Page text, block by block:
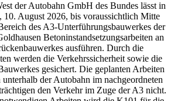
der Autobahn GmbH des Bundes lässt in
10. August 2026, bis voraussichtlich Mitte
des A3-Unterführungsbauwerkes der
Betoninstandsetzungsarbeiten an
ausführen. Durch die
werden die Verkehrssicherheit sowie die
gesichert. Die geplanten Arbeiten
der Autobahn im nachgeordneten
den Verkehr im Zuge der A3 nicht.